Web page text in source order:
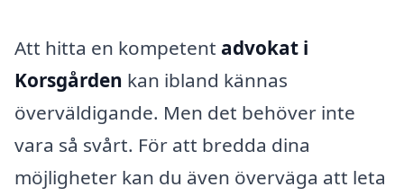
Att hitta en kompetent advokat i
Korsgården kan ibland kännas
överväldigande. Men det behöver inte
vara så svårt. För att bredda dina
möjligheter kan du även överväga att leta